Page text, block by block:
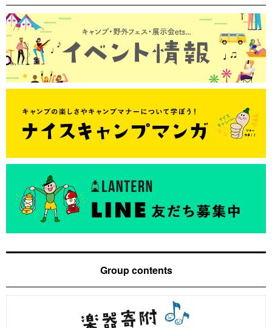
Group contents